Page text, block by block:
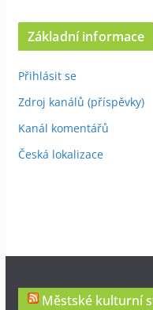
Základní informace
Přihlásit se
Zdroj kanálů (příspěvky)
Kanál komentářů
Česká lokalizace
Městské kulturní